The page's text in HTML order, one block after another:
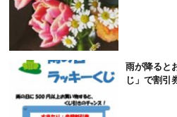
雨が降ると
じ」で割引